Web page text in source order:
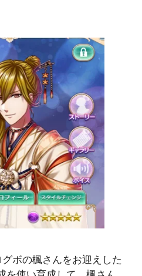
ボの楓さんをお迎えした